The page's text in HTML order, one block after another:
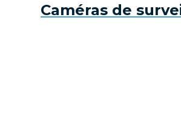
Caméras de